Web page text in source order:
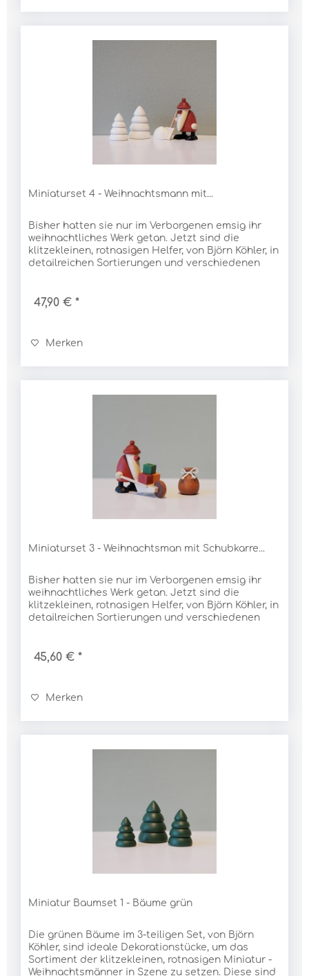
Miniaturset 4 - Weihnachtsmann mit...
Bisher hatten sie nur im Verborgenen emsig ihr
weihnachtliches Werk getan. Jetzt sind die
klitzekleinen, rotnasigen Helfer, von Björn Köhler, in
detailreichen Sortierungen und verschiedenen
47,90 € *
Merken
Miniaturset 3 - Weihnachtsman mit Schubkarre...
Bisher hatten sie nur im Verborgenen emsig ihr
weihnachtliches Werk getan. Jetzt sind die
klitzekleinen, rotnasigen Helfer, von Björn Köhler, in
detailreichen Sortierungen und verschiedenen
45,60 € *
Merken
Miniatur Baumset 1 - Bäume grün
Die grünen Bäume im 3-teiligen Set, von Björn
Köhler, sind ideale Dekorationstücke, um das
Sortiment der klitzekleinen, rotnasigen Miniatur -
Weihnachtsmänner in Szene zu setzen. Diese sind